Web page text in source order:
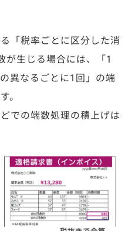
「税率ごとに区分した消
が生じる場合には、「1
異なるごとに1回」の端
。
での端数処理の積上げは